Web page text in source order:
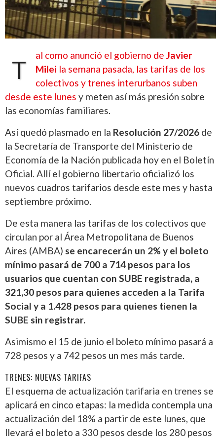
T
al como anunció el gobierno de Javier
Milei la semana pasada, las tarifas de los
colectivos y trenes interurbanos suben
desde este lunes y meten así más presión sobre
las economías familiares.
Así quedó plasmado en la Resolución 27/2026 de
la Secretaría de Transporte del Ministerio de
Economía de la Nación publicada hoy en el Boletín
Oficial. Allí el gobierno libertario oficializó los
nuevos cuadros tarifarios desde este mes y hasta
septiembre próximo.
De esta manera las tarifas de los colectivos que
circulan por al Área Metropolitana de Buenos
Aires (AMBA) se encarecerán un 2% y el boleto
mínimo pasará de 700 a 714 pesos para los
usuarios que cuentan con SUBE registrada, a
321,30 pesos para quienes acceden a la Tarifa
Social y a 1.428 pesos para quienes tienen la
SUBE sin registrar.
Asimismo el 15 de junio el boleto mínimo pasará a
728 pesos y a 742 pesos un mes más tarde.
TRENES: NUEVAS TARIFAS
El esquema de actualización tarifaria en trenes se
aplicará en cinco etapas: la medida contempla una
actualización del 18% a partir de este lunes, que
llevará el boleto a 330 pesos desde los 280 pesos